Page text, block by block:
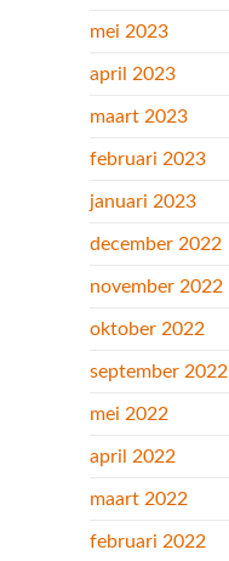
mei 2023
april 2023
maart 2023
februari 2023
januari 2023
december 2022
november 2022
oktober 2022
september 2022
mei 2022
april 2022
maart 2022
februari 2022